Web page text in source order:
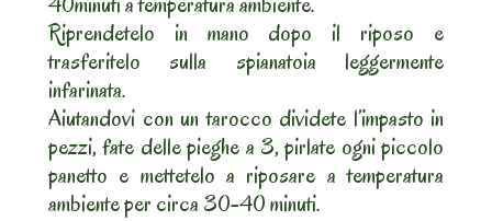
Riprendetelo in mano dopo il riposo e
trasferitelo sulla spianatoia leggermente
infarinata.
Aiutandovi con un tarocco dividete l’impasto in
pezzi, fate delle pieghe a 3, pirlate ogni piccolo
panetto e mettetelo a riposare a temperatura
ambiente per circa 30-40 minuti.